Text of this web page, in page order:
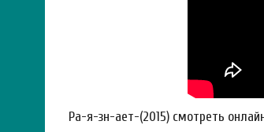
Ра-я-зн-ает-(2015) смотреть